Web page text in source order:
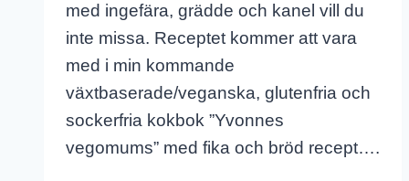
med ingefära, grädde och kanel vill du
inte missa. Receptet kommer att vara
med i min kommande
växtbaserade/veganska, glutenfria och
sockerfria kokbok ”Yvonnes
vegomums” med fika och bröd recept….